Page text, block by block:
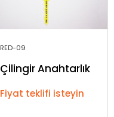
RED-09
Çilingir Anahtarlık
Fiyat teklifi isteyin